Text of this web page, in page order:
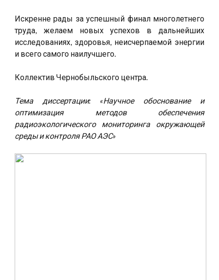
Искренне рады за успешный финал многолетнего
труда, желаем новых успехов в дальнейших
исследованиях, здоровья, неисчерпаемой энергии
и всего самого наилучшего.
Коллектив Чернобыльского центра.
Тема диссертации: «Научное обоснование и
оптимизация методов обеспечения
радиоэкологического мониторинга окружающей
среды и контроля РАО АЭС»